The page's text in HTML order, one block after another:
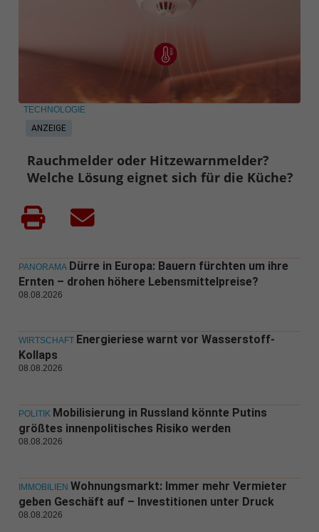
ANZEIGE
TECHNOLOGIE
Rauchmelder oder Hitzewarnmelder?
Welche Lösung eignet sich für die Küche?
PANORAMA Dürre in Europa: Bauern fürchten um ihre
Ernten – drohen höhere Lebensmittelpreise?
08.08.2026
WIRTSCHAFT Energieriese warnt vor Wasserstoff-
Kollaps
08.08.2026
POLITIK Mobilisierung in Russland könnte Putins
größtes innenpolitisches Risiko werden
08.08.2026
IMMOBILIEN Wohnungsmarkt: Immer mehr Vermieter
geben Geschäft auf – Investitionen unter Druck
08.08.2026